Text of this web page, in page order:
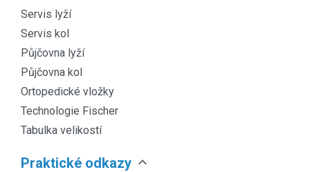
Servis lyží
Servis kol
Půjčovna lyží
Půjčovna kol
Ortopedické vložky
Technologie Fischer
Tabulka velikostí
Praktické odkazy expand_more